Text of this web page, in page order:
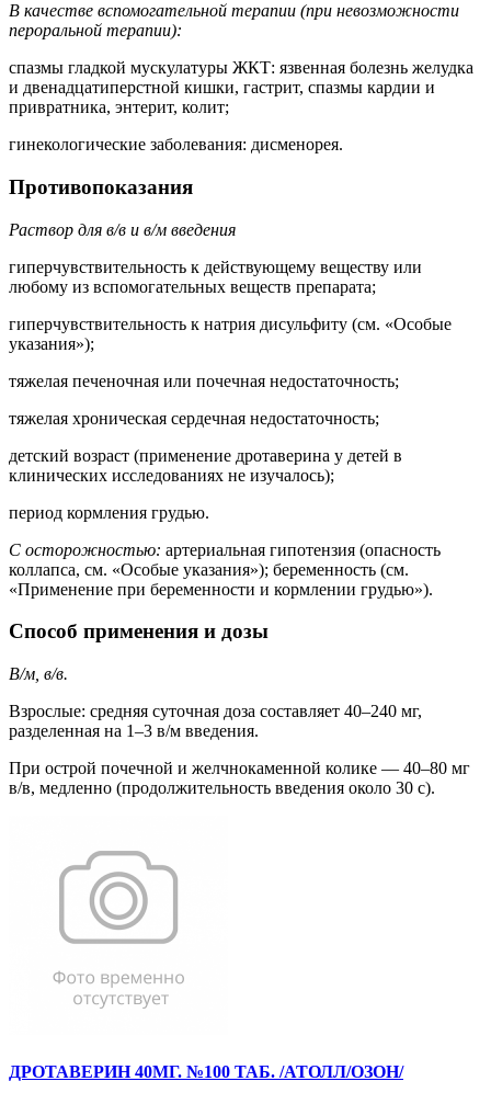
В качестве вспомогательной терапии (при невозможности
пероральной терапии):
спазмы гладкой мускулатуры ЖКТ: язвенная болезнь желудка
и двенадцатиперстной кишки, гастрит, спазмы кардии и
привратника, энтерит, колит;
гинекологические заболевания: дисменорея.
Противопоказания
Раствор для в/в и в/м введения
гиперчувствительность к действующему веществу или
любому из вспомогательных веществ препарата;
гиперчувствительность к натрия дисульфиту (см. «Особые
указания»);
тяжелая печеночная или почечная недостаточность;
тяжелая хроническая сердечная недостаточность;
детский возраст (применение дротаверина у детей в
клинических исследованиях не изучалось);
период кормления грудью.
С осторожностью: артериальная гипотензия (опасность
коллапса, см. «Особые указания»); беременность (см.
«Применение при беременности и кормлении грудью»).
Способ применения и дозы
В/м, в/в.
Взрослые: средняя суточная доза составляет 40–240 мг,
разделенная на 1–3 в/м введения.
При острой почечной и желчнокаменной колике — 40–80 мг
в/в, медленно (продолжительность введения около 30 с).
ДРОТАВЕРИН 40МГ. №100 ТАБ. /АТОЛЛ/ОЗОН/